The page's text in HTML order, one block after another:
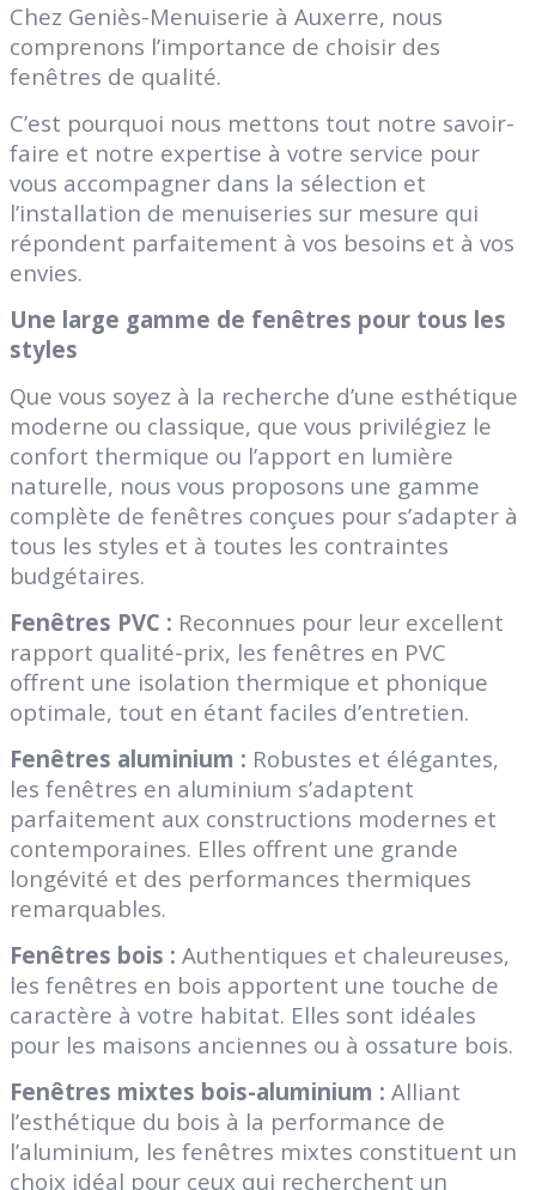
Chez Geniès-Menuiserie à Auxerre, nous
comprenons l’importance de choisir des
fenêtres de qualité.
C’est pourquoi nous mettons tout notre savoir-
faire et notre expertise à votre service pour
vous accompagner dans la sélection et
l’installation de menuiseries sur mesure qui
répondent parfaitement à vos besoins et à vos
envies.
Une large gamme de fenêtres pour tous les
styles
Que vous soyez à la recherche d’une esthétique
moderne ou classique, que vous privilégiez le
confort thermique ou l’apport en lumière
naturelle, nous vous proposons une gamme
complète de fenêtres conçues pour s’adapter à
tous les styles et à toutes les contraintes
budgétaires.
Fenêtres PVC : Reconnues pour leur excellent
rapport qualité-prix, les fenêtres en PVC
offrent une isolation thermique et phonique
optimale, tout en étant faciles d’entretien.
Fenêtres aluminium : Robustes et élégantes,
les fenêtres en aluminium s’adaptent
parfaitement aux constructions modernes et
contemporaines. Elles offrent une grande
longévité et des performances thermiques
remarquables.
Fenêtres bois : Authentiques et chaleureuses,
les fenêtres en bois apportent une touche de
caractère à votre habitat. Elles sont idéales
pour les maisons anciennes ou à ossature bois.
Fenêtres mixtes bois-aluminium : Alliant
l’esthétique du bois à la performance de
l’aluminium, les fenêtres mixtes constituent un
choix idéal pour ceux qui recherchent un